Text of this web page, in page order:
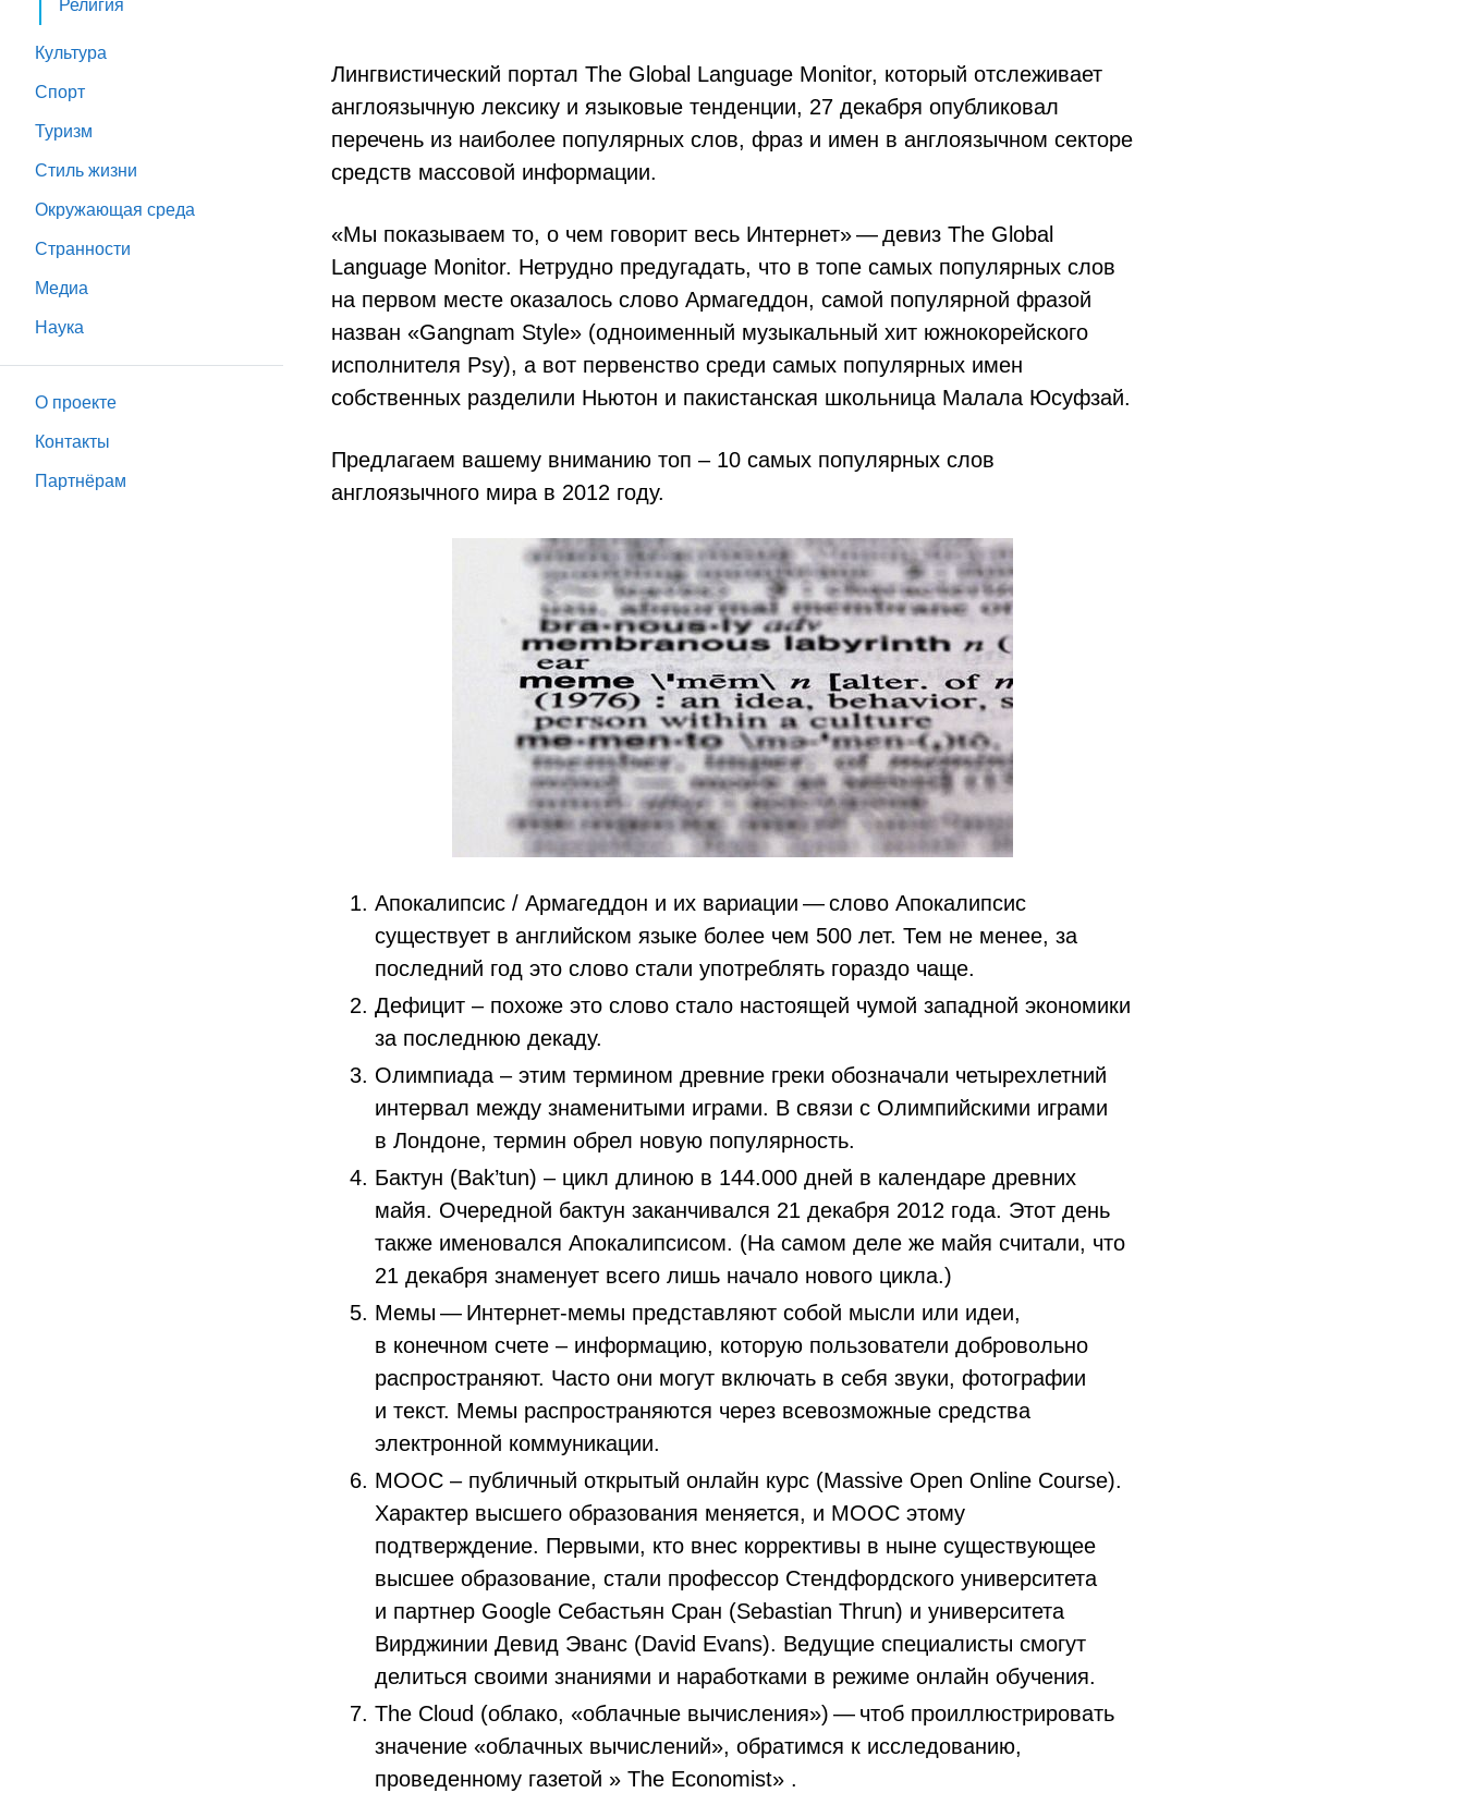
Религия
Культура
Спорт
Туризм
Стиль жизни
Окружающая среда
Странности
Медиа
Наука
О проекте
Контакты
Партнёрам
Лингвистический портал The Global Language Monitor, который отслеживает
англоязычную лексику и языковые тенденции, 27 декабря опубликовал
перечень из наиболее популярных слов, фраз и имен в англоязычном секторе
средств массовой информации.
«Мы показываем то, о чем говорит весь Интернет» — девиз The Global
Language Monitor. Нетрудно предугадать, что в топе самых популярных слов
на первом месте оказалось слово Армагеддон, самой популярной фразой
назван «Gangnam Style» (одноименный музыкальный хит южнокорейского
исполнителя Psy), а вот первенство среди самых популярных имен
собственных разделили Ньютон и пакистанская школьница Малала Юсуфзай.
Предлагаем вашему вниманию топ – 10 самых популярных слов
англоязычного мира в 2012 году.
Апокалипсис / Aрмагеддон и их вариации — слово Апокалипсис
существует в английском языке более чем 500 лет. Тем не менее, за
последний год это слово стали употреблять гораздо чаще.
Дефицит – похоже это слово стало настоящей чумой западной экономики
за последнюю декаду.
Олимпиада – этим термином древние греки обозначали четырехлетний
интервал между знаменитыми играми. В связи с Олимпийскими играми
в Лондоне, термин обрел новую популярность.
Бактун (Bak’tun) – цикл длиною в 144.000 дней в календаре древних
майя. Очередной бактун заканчивался 21 декабря 2012 года. Этот день
также именовался Апокалипсисом. (На самом деле же майя считали, что
21 декабря знаменует всего лишь начало нового цикла.)
Мемы — Интернет-мемы представляют собой мысли или идеи,
в конечном счете – информацию, которую пользователи добровольно
распространяют. Часто они могут включать в себя звуки, фотографии
и текст. Мемы распространяются через всевозможные средства
электронной коммуникации.
MOOC – публичный открытый онлайн курс (Massive Open Online Course).
Характер высшего образования меняется, и MOOC этому
подтверждение. Первыми, кто внес коррективы в ныне существующее
высшее образование, стали профессор Стендфордского университета
и партнер Google Себастьян Сран (Sebastian Thrun) и университета
Вирджинии Девид Эванс (David Evans). Ведущие специалисты смогут
делиться своими знаниями и наработками в режиме онлайн обучения.
The Cloud (облако, «облачные вычисления») — чтоб проиллюстрировать
значение «облачных вычислений», обратимся к исследованию,
проведенному газетой » The Economist» .